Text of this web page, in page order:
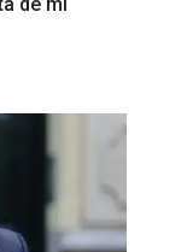
de mi